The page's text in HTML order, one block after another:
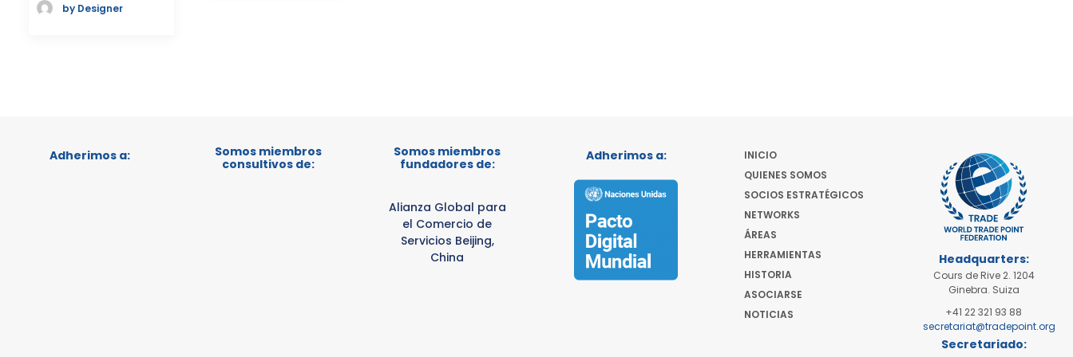
by Designer
Adherimos a:
Somos miembros
consultivos de:
Somos miembros
fundadores de:
Alianza Global para
el Comercio de
Servicios Beijing,
China
Adherimos a:
INICIO
QUIENES SOMOS
SOCIOS ESTRATÉGICOS
NETWORKS
ÁREAS
HERRAMIENTAS
HISTORIA
ASOCIARSE
NOTICIAS
Headquarters:
Cours de Rive 2. 1204
Ginebra. Suiza
+41 22 321 93 88
secretariat@tradepoint.org
Secretariado: